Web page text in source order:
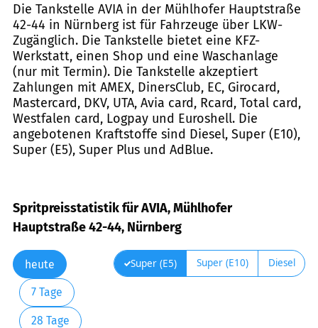
Die Tankstelle AVIA in der Mühlhofer Hauptstraße
42-44 in Nürnberg ist für Fahrzeuge über LKW-
Zugänglich. Die Tankstelle bietet eine KFZ-
Werkstatt, einen Shop und eine Waschanlage
(nur mit Termin). Die Tankstelle akzeptiert
Zahlungen mit AMEX, DinersClub, EC, Girocard,
Mastercard, DKV, UTA, Avia card, Rcard, Total card,
Westfalen card, Logpay und Euroshell. Die
angebotenen Kraftstoffe sind Diesel, Super (E10),
Super (E5), Super Plus und AdBlue.
Spritpreisstatistik für AVIA, Mühlhofer
Hauptstraße 42-44, Nürnberg
heute
7 Tage
28 Tage
Super (E5) Super (E10) Diesel